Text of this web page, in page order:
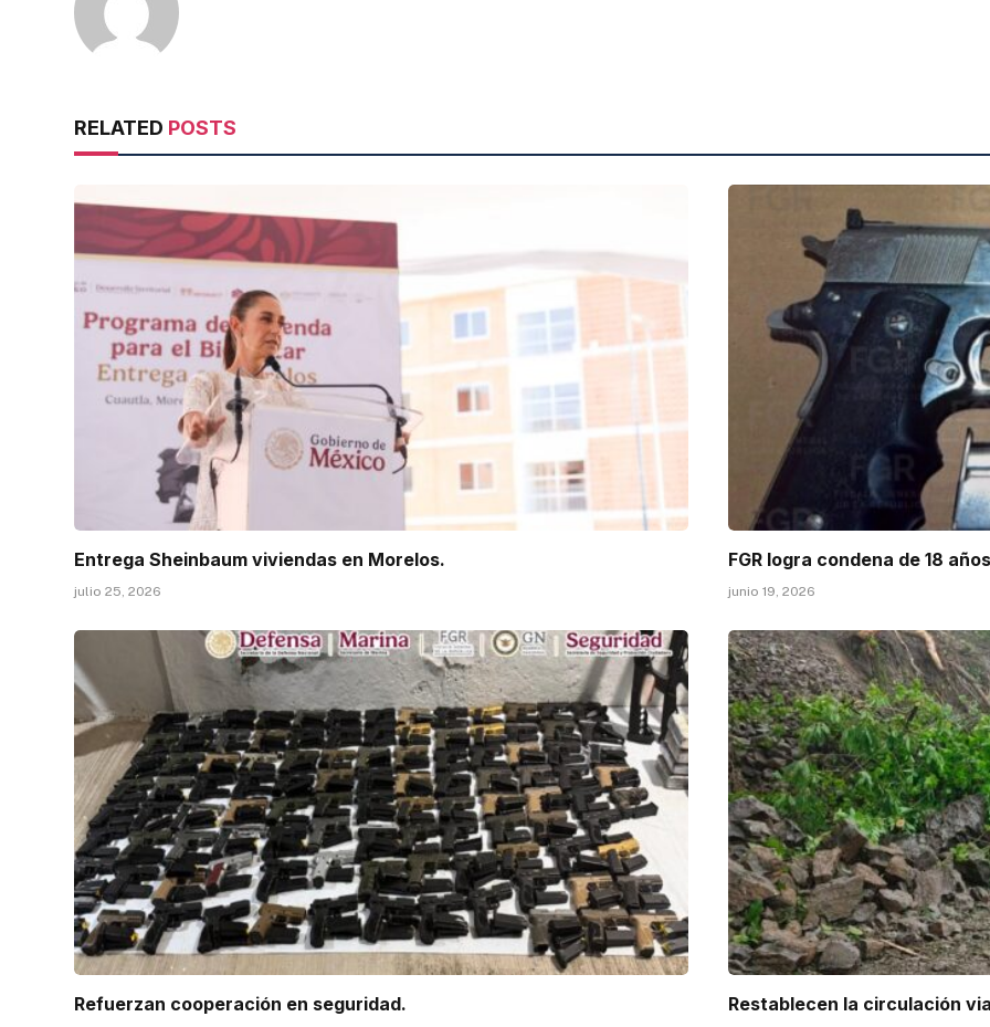
RELATED POSTS
Entrega Sheinbaum viviendas en Morelos.
julio 25, 2026
FGR logra condena de 18
junio 19, 2026
Refuerzan cooperación en seguridad. Restablecen la circulación